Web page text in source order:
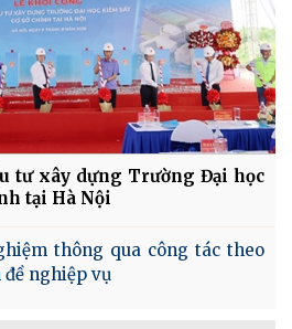
tư xây dựng Trường Đại học
tại Hà Nội
thông qua công tác theo
nghiệp vụ